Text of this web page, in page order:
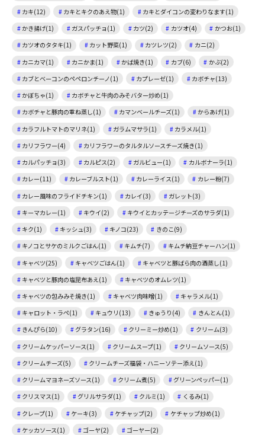
カキ(12)
カキとキクのあえ物(1)
カキとダイコンの変わりなます(1)
かき揚げ(1)
ガスパッチョ(1) カツ(2) カツオ(4)
かつお(1)
カツオのタタキ(1)
カット野菜(1) カツレツ(2)
カニ(2)
カニカマ(1)
カニかま(1) かば焼き(1) カブ(6)
かぶ(2)
カブとベーコンのペペロンチーノ(1)
カプレーゼ(1)
カボチャ(13)
かぼちゃ(1)
カボチャと牛肉のみそバター炒め(1)
カボチャと豚肉の重ね蒸し(1)
カマンベールチーズ(1)
からあげ(1)
カラフルトマトのマリネ(1)
ガラムマサラ(1)
カラメル(1)
カリフラワー(4)
カリフラワーのタルタルソースチーズ焼き(1)
カルパッチョ(3)
カルピス(2) ガルビュー(1)
カルボナーラ(1)
カレー(11)
カレーブルスト(1) カレーライス(1)
カレー粉(7)
カレー風味のフライドチキン(1)
カレイ(3)
ガレット(3)
キーマカレー(1)
キウイ(2)
キウイとカッテージチーズのサラダ(1)
キク(1)
キッシュ(3) キノコ(23)
きのこ(9)
キノコとサケのミルクごはん(1)
キムチ(7)
キムチ納豆チャーハン(1)
キャベツ(25)
キャベツごはん(1)
キャベツと豚ばら肉の酒蒸し(1)
キャベツと豚肉の塩昆布あえ(1)
キャベツのオムレツ(1)
キャベツの包みみそ焼き(1)
キャベツ肉味噌(1)
キャラメル(1)
キャロット・ラペ(1)
キュウリ(13) きゅうり(4)
きんとん(1)
きんぴら(10)
グラタン(16) クリーミー炒め(1)
クリーム(3)
クリームケッパーソース(1)
クリームスープ(1)
クリームソース(5)
クリームチーズ(5)
クリームチーズ福袋・ハニーソテー添え(1)
クリームマヨネーズソース(1)
クリーム煮(5)
グリーンペッパー(1)
クリスマス(1)
グリルサラダ(1) クルミ(1)
くるみ(1)
クレープ(1)
ケーキ(3) ケチャップ(2)
ケチャップ炒め(1)
ケッカソース(1)
ゴーヤ(2)
ゴーヤー(2)